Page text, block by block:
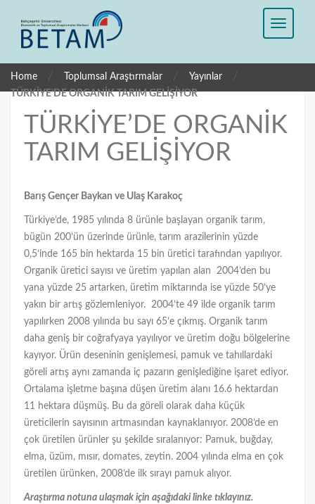
Home / Toplumsal Araştırmalar / Yayınlar /
TÜRKİYE’DE ORGANİK TARIM GELİŞİYOR
TÜRKİYE’DE ORGANİK
TARIM GELİŞİYOR
Barış Gençer Baykan ve Ulaş Karakoç
Türkiye’de, 1985 yılında 8 ürünle başlayan organik tarım,
bügün 200’ün üzerinde ürünle, tarım arazilerinin yüzde
0,5’inde 165 bin hektarda 15 bin üretici tarafından yapılıyor.
Organik üretici sayısı ve üretim yapılan alan 2004’den bu
yana yüzde 25 artarken, üretim miktarında ise yüzde 50’ye
yakın bir artış gözlemleniyor. 2004’te 49 ilde organik tarım
yapılırken 2008 yılında bu sayı 65’e çıkmış. Organik tarım
daha geniş bir coğrafyaya yayılıyor ve üretim doğu bölgelerine
kayıyor. Ürün deseninin genişlemesi, pamuk ve tahıllardaki
göreli artış aynı zamanda iç pazarın genişlediğine işaret ediyor.
Ortalama işletme başına düşen üretim alanı 16.6 hektardan
11 hektara düşmüş. Bu da göreli olarak daha küçük
üreticilerin sayısının artmasından kaynaklanıyor. 2008’de en
çok üretilen ürünler şu şekilde sıralanıyor: Pamuk, buğday,
elma, üzüm, mısır, domates, zeytin. 2004 yılında elma en çok
üretilen ürünken, 2008’de ilk sırayı pamuk alıyor.
Araştırma notuna ulaşmak için aşağıdaki linke tıklayınız.